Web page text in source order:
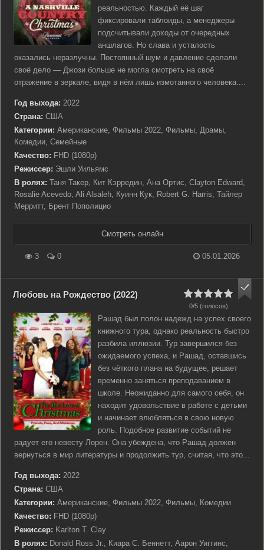
реальностью. Каждый её шаг
фиксировали таблоиды, а менеджеры
подсчитывали доходы от очередных
аншлагов. Но слава и усталость
оказались неразлучны. Постоянный шум и давление сделали
своё дело — Джози больше не могла смотреть на своё
отражение в зеркале, видя в нём лишь измотанного человека....
Год выхода: 2022
Страна: США
Категории: Американские, Фильмы 2022, Фильмы, Драмы,
Комедии, Семейные
Качество: FHD (1080p)
Режиссер: Эшли Уильямс
В ролях: Таня Такер, Кит Кэрредин, Ана Ортис, Clayton Edward,
Rosalie Acevedo, Ali Alsaleh, Куинн Кук, Robert G. Harris, Тайлер
Мерритт, Брент Пополицио
Смотреть онлайн
3 0 05.01.2026
Любовь на Рождество (2022)
0/5 (голосов)
Рашад был полон надежд на успех своего
книжного тура, однако реальность быстро
разбила иллюзии. Тур завершился без
ожидаемого успеха, и Рашад, оставшись
без чёткого плана на будущее, решает
временно заняться преподаванием в
школе. Неожиданно для самого себя, он
находит удовольствие в работе с детьми
и начинает влюбляться в свою новую
роль. Подобное развитие событий не
радует его невесту Лорен. Она убеждена, что Рашад должен
вернуться в мир литературы и продолжить тур, считая, что это...
Год выхода: 2022
Страна: США
Категории: Американские, Фильмы 2022, Фильмы, Комедии
Качество: FHD (1080p)
Режиссер: Karlton T. Clay
В ролях: Donald Ross Jr., Киара С. Беннетт, Аарон Уиггинс,